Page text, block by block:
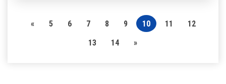
« 5 6 7 8 9 10 11
12
13
14 »